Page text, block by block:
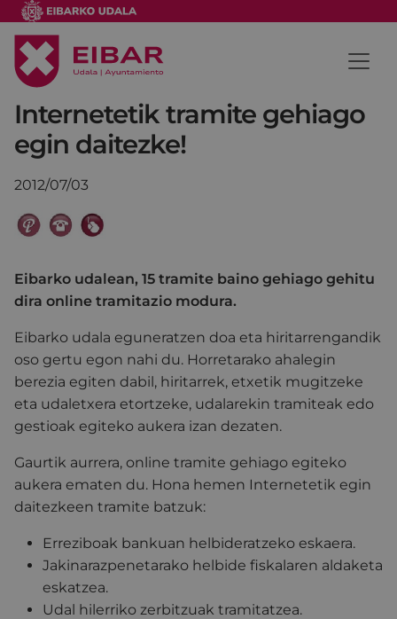
Internetetik tramite gehiago
egin daitezke!
2012/07/03
Eibarko udalean, 15 tramite baino gehiago gehitu
dira online tramitazio modura.
Eibarko udala eguneratzen doa eta hiritarrengandik
oso gertu egon nahi du. Horretarako ahalegin
berezia egiten dabil, hiritarrek, etxetik mugitzeke
eta udaletxera etortzeke, udalarekin tramiteak edo
gestioak egiteko aukera izan dezaten.
Gaurtik aurrera, online tramite gehiago egiteko
aukera ematen du. Hona hemen Internetetik egin
daitezkeen tramite batzuk:
Erreziboak bankuan helbideratzeko eskaera.
Jakinarazpenetarako helbide fiskalaren aldaketa
eskatzea.
Udal hilerriko zerbitzuak tramitatzea.